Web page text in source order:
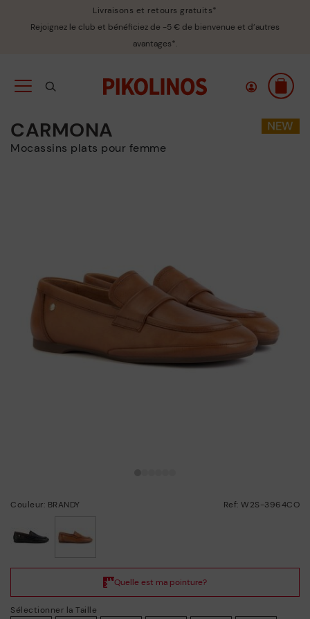
Livraisons et retours gratuits*
Rejoignez le club et bénéficiez de -5 € de bienvenue et d’autres
avantages*.
CARMONA
Mocassins plats pour femme
Couleur: BRANDY Ref: W2S-3964CO
Sélectionner la Taille